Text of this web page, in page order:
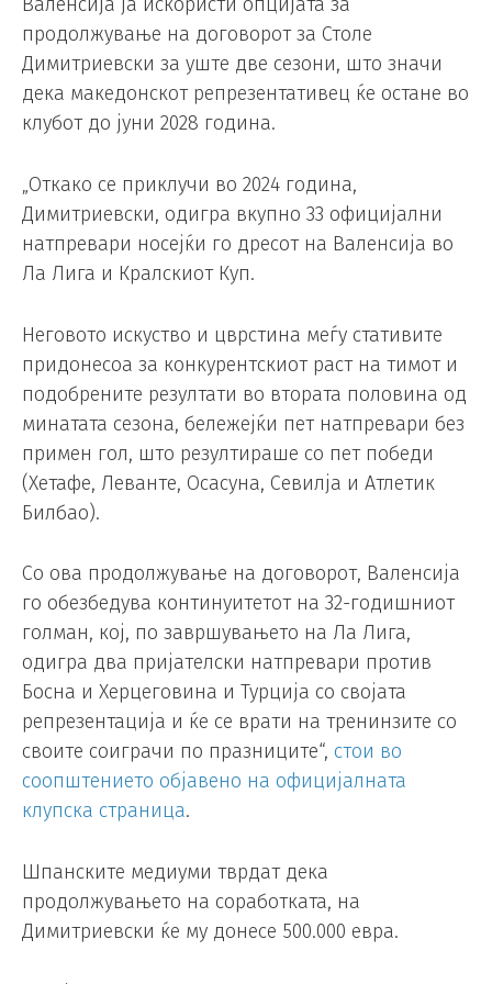
продолжување на договорот за Столе
Димитриевски за уште две сезони, што значи
дека македонскот репрезентативец ќе остане во
клубот до јуни 2028 година.
„Откако се приклучи во 2024 година,
Димитриевски, одигра вкупно 33 официјални
натпревари носејќи го дресот на Валенсија во
Ла Лига и Кралскиот Куп.
Неговото искуство и цврстина меѓу стативите
придонесоа за конкурентскиот раст на тимот и
подобрените резултати во втората половина од
минатата сезона, бележејќи пет натпревари без
примен гол, што резултираше со пет победи
(Хетафе, Леванте, Осасуна, Севилја и Атлетик
Билбао).
Со ова продолжување на договорот, Валенсија
го обезбедува континуитетот на 32-годишниот
голман, кој, по завршувањето на Ла Лига,
одигра два пријателски натпревари против
Босна и Херцеговина и Турција со својата
репрезентација и ќе се врати на тренинзите со
своите соиграчи по празниците“, стои во
соопштението објавено на официјалната
клупска страница.
Шпанските медиуми тврдат дека
продолжувањето на соработката, на
Димитриевски ќе му донесе 500.000 евра.